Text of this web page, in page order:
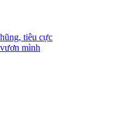
tiêu cực
mình